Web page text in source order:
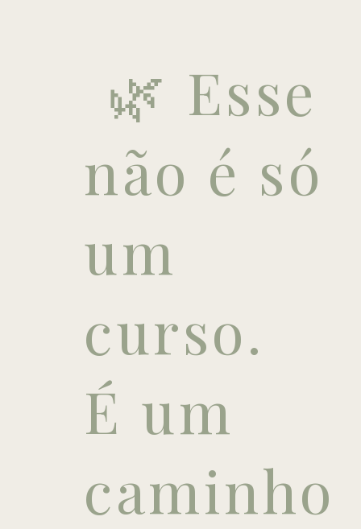
🌿 Esse
não é só
um
curso.
É um
caminho